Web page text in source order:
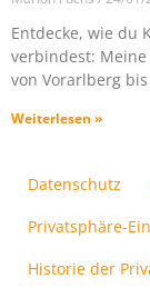
Entdecke, wie du
verbindest:
von Vorarlberg
Weiterlesen »
Datenschutz
Privatsphäre-
Historie der